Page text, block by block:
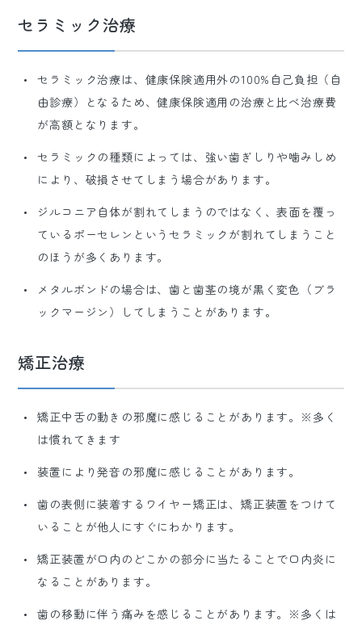
セラミック治療
セラミック治療は、健康保険適用外の100%自己負担（自
由診療）となるため、健康保険適用の治療と比べ治療費
が高額となります。
セラミックの種類によっては、強い歯ぎしりや噛みしめ
により、破損させてしまう場合があります。
ジルコニア自体が割れてしまうのではなく、表面を覆っ
ているポーセレンというセラミックが割れてしまうこと
のほうが多くあります。
メタルボンドの場合は、歯と歯茎の境が黒く変色（ブラ
ックマージン）してしまうことがあります。
矯正治療
矯正中舌の動きの邪魔に感じることがあります。※多く
は慣れてきます
装置により発音の邪魔に感じることがあります。
歯の表側に装着するワイヤー矯正は、矯正装置をつけて
いることが他人にすぐにわかります。
矯正装置が口内のどこかの部分に当たることで口内炎に
なることがあります。
歯の移動に伴う痛みを感じることがあります。※多くは